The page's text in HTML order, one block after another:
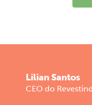
Lilian Santos
CEO do